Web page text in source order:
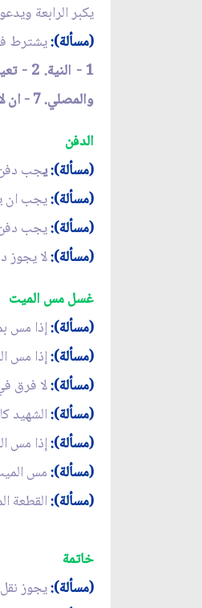
يكبر الرابعة
(مسألة):يشترط
والمصلي. 7 - ان لا يكون أحدهما أعلى من الآخر.
الدفن
(مسألة):يجب دفن
(مسألة):يجب ان
(مسألة):يجب دفن
(مسألة):لا يجوز
غسل مس الميت
(مسألة):إذا مس
(مسألة):إذا مس
(مسألة):لا فرق
(مسألة):الشهيد
(مسألة):إذا مس
(مسألة):مس
(مسألة):القطعة
خاتمة
(مسألة):يجوز نقل